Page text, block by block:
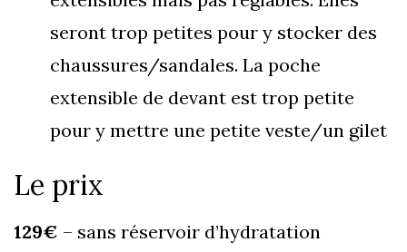
seront trop petites pour y stocker des
chaussures/sandales. La poche
extensible de devant est trop petite
pour y mettre une petite veste/un gilet
Le prix
129€ – sans réservoir d’hydratation